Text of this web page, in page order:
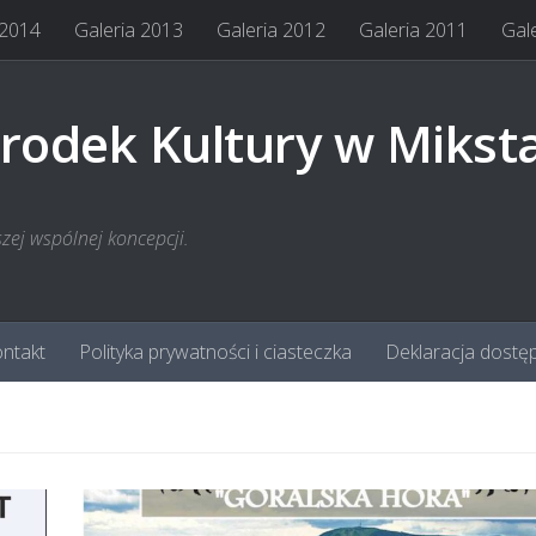
Galeria 2013 Galeria 2012 Galeria 2011
Kultury w
wspólnej koncepcji.
Polityka prywatności i ciasteczka Deklaracja